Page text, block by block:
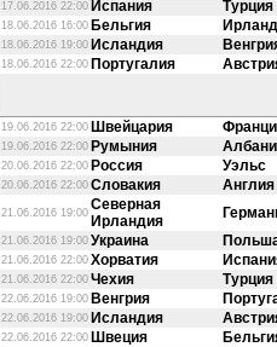
17.06.2016 22:00 Испания Турция
18.06.2016 16:00 Бельгия
18.06.2016 19:00 Исландия
18.06.2016 22:00 Португалия
19.06.2016 22:00 Швейцария
19.06.2016 22:00 Румыния
20.06.2016 22:00 Россия Уэльс
20.06.2016 22:00 Словакия Англия
21.06.2016 19:00 Северная
Ирландия
21.06.2016 19:00 Украина
21.06.2016 22:00 Хорватия
21.06.2016 22:00 Чехия Турция
22.06.2016 19:00 Венгрия
22.06.2016 19:00 Исландия
22.06.2016 22:00 Швеция